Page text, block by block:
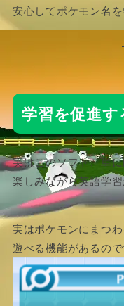
安心してポケモン名
学習を促進す
実はこのソフト、単
楽しみながら英語学
実はポケモンにまつ
遊べる機能があるので